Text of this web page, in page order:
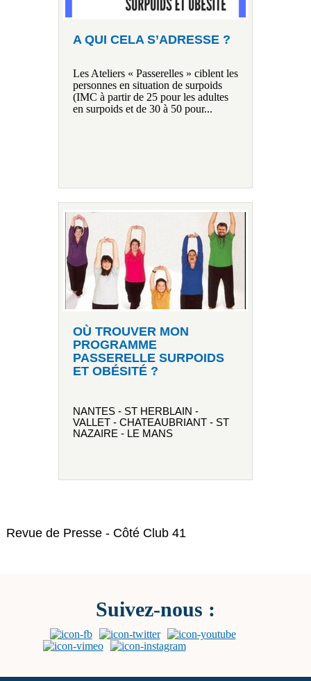
A QUI CELA S’ADRESSE ?
Les Ateliers « Passerelles » ciblent les
personnes en situation de surpoids
(IMC à partir de 25 pour les adultes
en surpoids et de 30 à 50 pour...
OÙ TROUVER MON
PROGRAMME
PASSERELLE SURPOIDS
ET OBÉSITÉ ?
NANTES - ST HERBLAIN -
VALLET - CHATEAUBRIANT - ST
NAZAIRE - LE MANS
Revue de Presse - Côté Club 41
Suivez-nous :